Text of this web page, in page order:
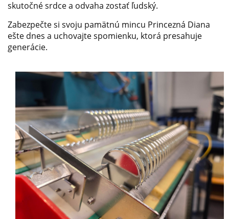
skutočné srdce a odvaha zostať ľudský.
Zabezpečte si svoju pamätnú mincu Princezná Diana
ešte dnes a uchovajte spomienku, ktorá presahuje
generácie.